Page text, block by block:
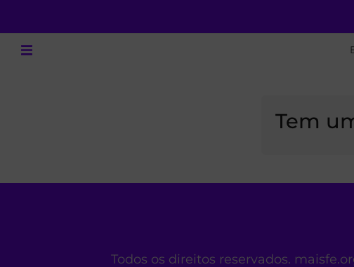
Tem
Todos os direitos reservados.